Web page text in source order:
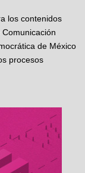
los contenidos
de México
procesos